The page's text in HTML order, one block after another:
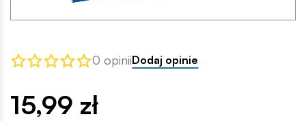
0 opiniiDodaj opinie
15,99 zł